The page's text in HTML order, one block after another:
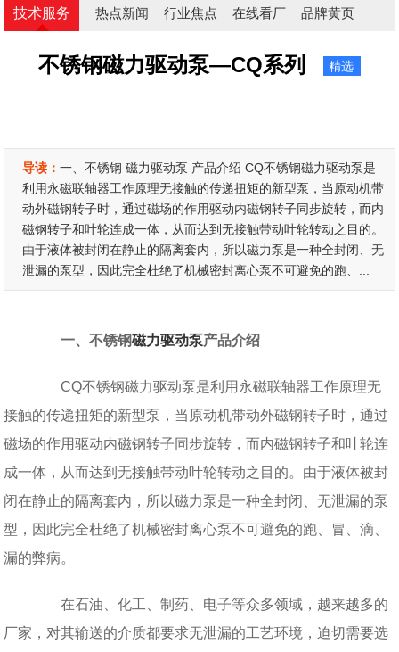
技术服务 热点新闻 行业焦点 在线看厂 品牌黄页
不锈钢磁力驱动泵—CQ系列 精选
导读：一、不锈钢 磁力驱动泵 产品介绍 CQ不锈钢磁力驱动泵是
利用永磁联轴器工作原理无接触的传递扭矩的新型泵，当原动机带
动外磁钢转子时，通过磁场的作用驱动内磁钢转子同步旋转，而内
磁钢转子和叶轮连成一体，从而达到无接触带动叶轮转动之目的。
由于液体被封闭在静止的隔离套内，所以磁力泵是一种全封闭、无
泄漏的泵型，因此完全杜绝了机械密封离心泵不可避免的跑、...
一、不锈钢磁力驱动泵产品介绍
CQ不锈钢磁力驱动泵是利用永磁联轴器工作原理无
接触的传递扭矩的新型泵，当原动机带动外磁钢转子时，通过
磁场的作用驱动内磁钢转子同步旋转，而内磁钢转子和叶轮连
成一体，从而达到无接触带动叶轮转动之目的。由于液体被封
闭在静止的隔离套内，所以磁力泵是一种全封闭、无泄漏的泵
型，因此完全杜绝了机械密封离心泵不可避免的跑、冒、滴、
漏的弊病。
在石油、化工、制药、电子等众多领域，越来越多的
厂家，对其输送的介质都要求无泄漏的工艺环境，迫切需要选